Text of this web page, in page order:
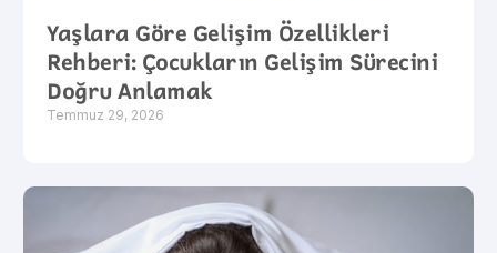
Yaşlara Göre Gelişim Özellikleri
Rehberi: Çocukların Gelişim Sürecini
Doğru Anlamak
Temmuz 29, 2026